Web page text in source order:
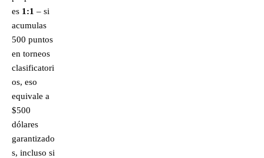
es 1:1 – si
acumulas
500 puntos
en torneos
clasificatori
os, eso
equivale a
$500
dólares
garantizado
s, incluso si